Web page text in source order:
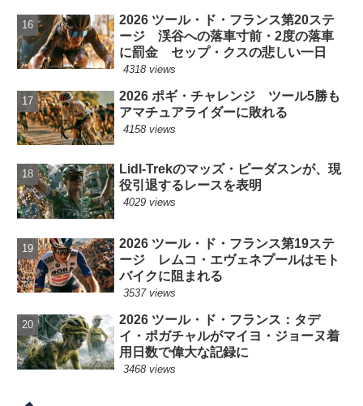
2026 ツール・ド・フランス第20ステ
ージ 渓谷への落車寸前・2度の落車
に罰金 セップ・クスの悲しい一日
4318 views
2026 ポギ・チャレンジ ツール5勝も
アマチュアライダーに敗れる
4158 views
Lidl-Trekのマッズ・ピーダスンが、現
役引退するレースを表明
4029 views
2026 ツール・ド・フランス第19ステ
ージ レムコ・エヴェネプールはモト
バイクに阻まれる
3537 views
2026 ツール・ド・フランス：タデ
イ・ポガチャルがマイヨ・ジョーヌ着
用日数で偉大な記録に
3468 views